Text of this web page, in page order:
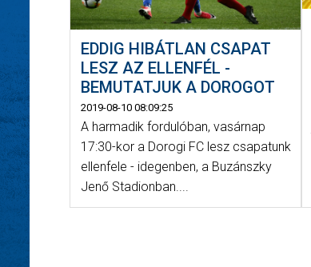
EDDIG HIBÁTLAN CSAPAT
LESZ AZ ELLENFÉL -
BEMUTATJUK A DOROGOT
2019-08-10 08:09:25
A harmadik fordulóban, vasárnap
17:30-kor a Dorogi FC lesz csapatunk
ellenfele - idegenben, a Buzánszky
Jenő Stadionban....